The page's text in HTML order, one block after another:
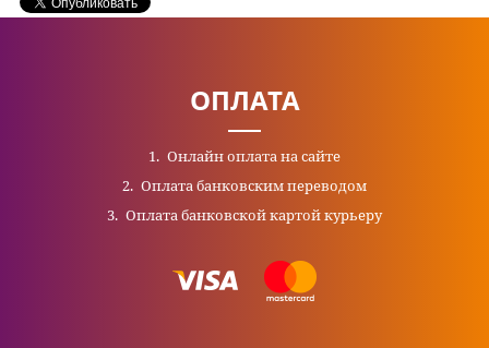
ОПЛАТА
Онлайн оплата на сайте
Оплата банковским переводом
Оплата банковской картой курьеру